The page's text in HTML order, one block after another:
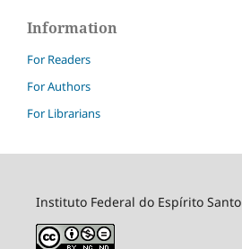
Information
For Readers
For Authors
For Librarians
Instituto Federal do Espírito Santo